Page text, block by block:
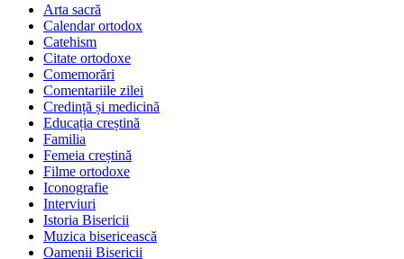
Arta sacră
Calendar ortodox
Catehism
Citate ortodoxe
Comemorări
Comentariile zilei
Credință și medicină
Educația creștină
Familia
Femeia creștină
Filme ortodoxe
Iconografie
Interviuri
Istoria Bisericii
Muzica bisericească
Oamenii Bisericii